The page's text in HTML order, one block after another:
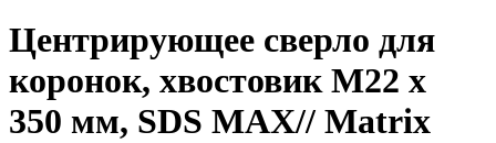
Центрирующее сверло для
коронок, хвостовик M22 х
350 мм, SDS MAX// Matrix